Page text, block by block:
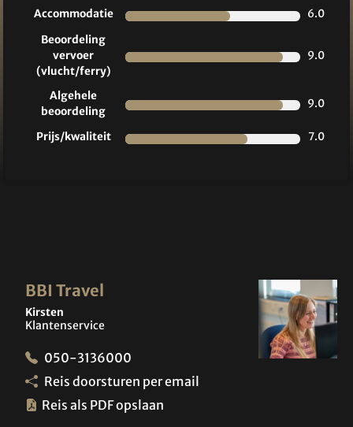
Accommodatie
6.0
Beoordeling
vervoer
(vlucht/ferry)
9.0
Algehele
beoordeling
9.0
Prijs/kwaliteit 7.0
BBI Travel
Kirsten
Klantenservice
050-3136000
Reis doorsturen per email
Reis als PDF opslaan